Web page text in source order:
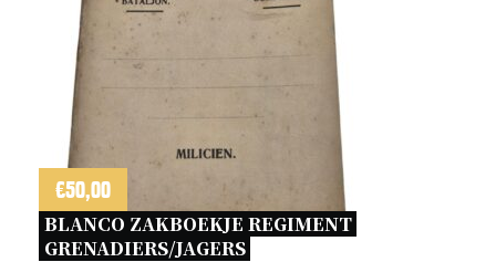
€50,00
BLANCO ZAKBOEKJE REGIMENT
GRENADIERS/JAGERS